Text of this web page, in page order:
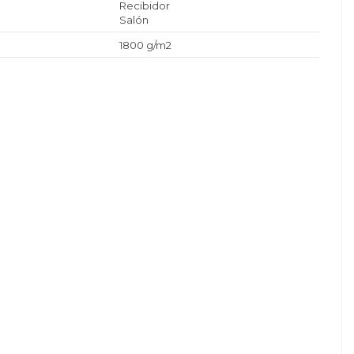
Recibidor
Salón
1800 g/m2